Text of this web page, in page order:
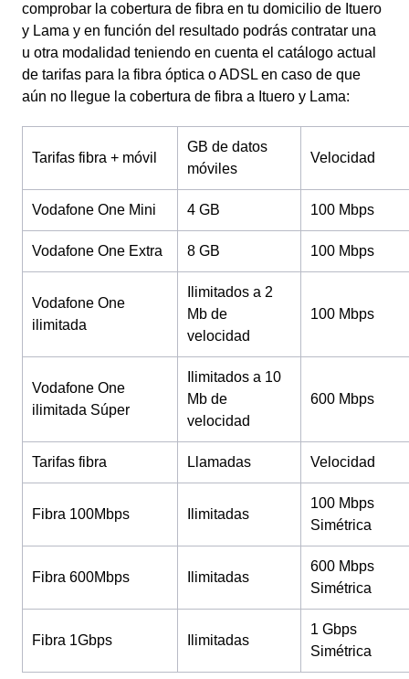
comprobar la cobertura de fibra en tu domicilio de Ituero
y Lama y en función del resultado podrás contratar una
u otra modalidad teniendo en cuenta el catálogo actual
de tarifas para la fibra óptica o ADSL en caso de que
aún no llegue la cobertura de fibra a Ituero y Lama:
Tarifas fibra + móvil
GB de datos
móviles
Velocidad
Vodafone One Mini 4 GB 100 Mbps
Vodafone One Extra 8 GB 100 Mbps
Vodafone One
ilimitada
Ilimitados a 2
Mb de
velocidad
100 Mbps
Vodafone One
ilimitada Súper
Ilimitados a 10
Mb de
velocidad
600 Mbps
Tarifas fibra Llamadas Velocidad
Fibra 100Mbps Ilimitadas
100 Mbps
Simétrica
Fibra 600Mbps Ilimitadas
600 Mbps
Simétrica
Fibra 1Gbps Ilimitadas
1 Gbps
Simétrica